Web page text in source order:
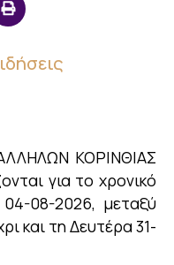
ΚΟΡΙΝΘΙΑΣ
για το χρονικό
08-2026, μεταξύ
και τη Δευτέρα 31-